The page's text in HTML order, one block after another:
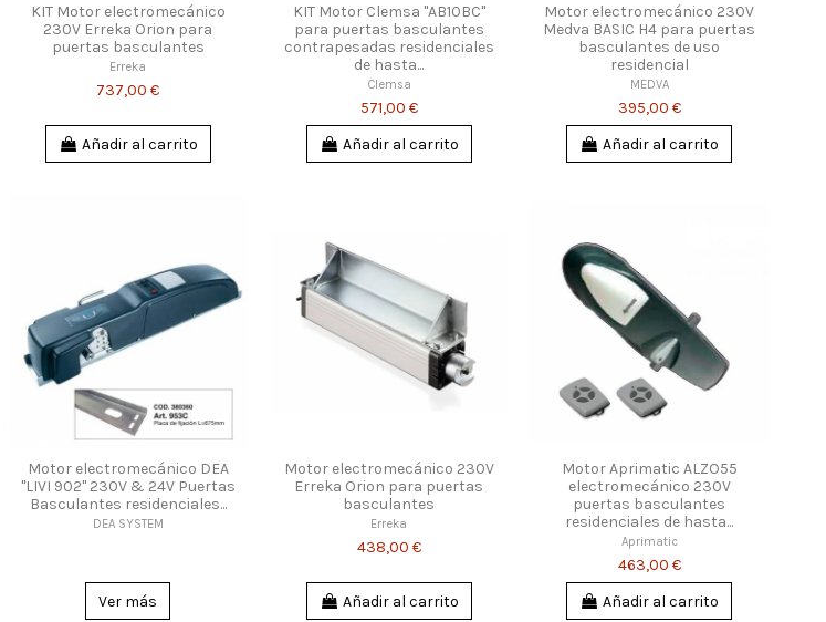
KIT Motor electromecánico
230V Erreka Orion para
puertas basculantes
Erreka
737,00 €
Añadir al carrito
KIT Motor Clemsa "AB10BC"
para puertas basculantes
contrapesadas residenciales
de hasta...
Clemsa
571,00 €
Añadir al carrito
Motor electromecánico 230V
Medva BASIC H4 para puertas
basculantes de uso
residencial
MEDVA
395,00 €
Añadir al carrito
Motor electromecánico DEA
"LIVI 902" 230V & 24V Puertas
Basculantes residenciales...
DEA SYSTEM
Ver más
Motor electromecánico 230V
Erreka Orion para puertas
basculantes
Erreka
438,00 €
Añadir al carrito
Motor Aprimatic ALZO55
electromecánico 230V
puertas basculantes
residenciales de hasta...
Aprimatic
463,00 €
Añadir al carrito